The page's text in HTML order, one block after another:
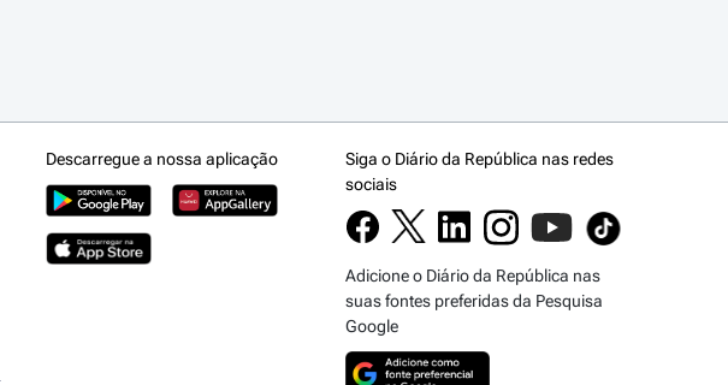
Descarregue a nossa aplicação
Siga o Diário da República nas redes
sociais
Adicione o Diário da República nas
suas fontes preferidas da Pesquisa
Google